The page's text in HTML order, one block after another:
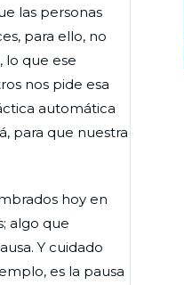
las personas
para ello, no
lo que ese
nos pide esa
automática
para que nuestra
hoy en
algo que
Y cuidado
es la pausa